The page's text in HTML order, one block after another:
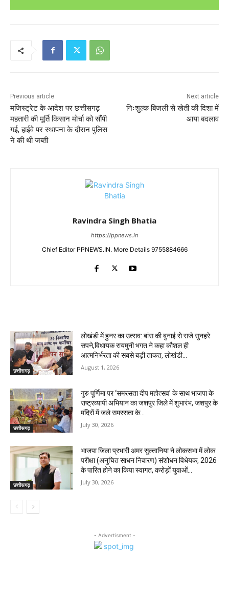
Previous article
मजिस्ट्रेट के आदेश पर छत्तीसगढ़
महतारी की मूर्ति किसान मोर्चा को सौंपी
गई, हाईवे पर स्थापना के दौरान पुलिस
ने की थी जब्ती
Next article
निःशुल्क बिजली से खेती की दिशा में
आया बदलाव
Ravindra Singh Bhatia
https://ppnews.in
Chief Editor PPNEWS.IN. More Details 9755884666
छत्तीसगढ़
लोखंडी में हुनर का उत्सव: बांस की बुनाई से सजे सुनहरे
सपने,विधायक रायमुनी भगत ने कहा कौशल ही
आत्मनिर्भरता की सबसे बड़ी ताकत, लोखंडी...
August 1, 2026
छत्तीसगढ़
गुरु पूर्णिमा पर ‘समरसता दीप महोत्सव’ के साथ भाजपा के
राष्ट्रव्यापी अभियान का जशपुर जिले में शुभारंभ, जशपुर के
मंदिरों में जले समरसता के...
July 30, 2026
छत्तीसगढ़
भाजपा जिला प्रभारी अमर सुल्तानिया ने लोकसभा में लोक
परीक्षा (अनुचित साधन निवारण) संशोधन विधेयक, 2026
के पारित होने का किया स्वागत, करोड़ों युवाओं...
July 30, 2026
- Advertisment -